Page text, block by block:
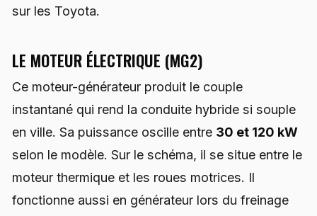
sur les Toyota.
LE MOTEUR ÉLECTRIQUE (MG2)
Ce moteur-générateur produit le couple
instantané qui rend la conduite hybride si souple
en ville. Sa puissance oscille entre 30 et 120 kW
selon le modèle. Sur le schéma, il se situe entre le
moteur thermique et les roues motrices. Il
fonctionne aussi en générateur lors du freinage